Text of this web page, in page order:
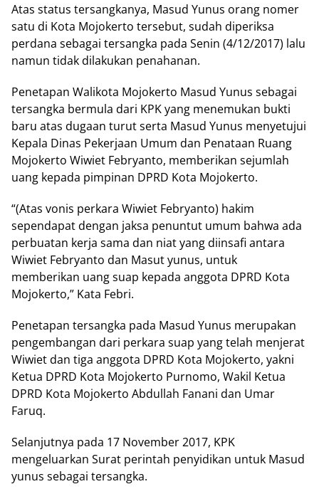
Atas status tersangkanya, Masud Yunus orang nomer
satu di Kota Mojokerto tersebut, sudah diperiksa
perdana sebagai tersangka pada Senin (‎4/12/2017) lalu
namun tidak dilakukan penahanan.
Penetapan Walikota Mojokerto Masud Yunus sebagai
tersangka bermula dari KPK ‎yang menemukan bukti
baru atas dugaan turut serta Masud Yunus menyetujui
Kepala Dinas Pekerjaan Umum dan Penataan Ruang
Mojokerto Wiwiet Febryanto, memberikan sejumlah
uang kepada pimpinan DPRD Kota Mojokerto.
“(Atas vonis perkara Wiwiet Febryanto) hakim
sependapat dengan jaksa penuntut umum bahwa ada
perbuatan kerja sama dan niat yang diinsafi antara
Wiwiet Febryanto dan Masut yunus, untuk
memberikan uang suap kepada anggota DPRD Kota
Mojokerto,” Kata Febri.
Penetapan tersangka pada Masud Yunus merupakan
pengembangan dari perkara suap yang telah menjerat
Wiwiet dan tiga anggota DPRD Kota Mojokerto, yakni
Ketua DPRD Kota Mojokerto Purnomo, Wakil Ketua
DPRD Kota Mojokerto Abdullah Fanani dan Umar
Faruq.
Selanjutnya pada 17 November 2017, KPK
mengeluarkan Surat perintah penyidikan untuk Masud
yunus sebagai tersangka.